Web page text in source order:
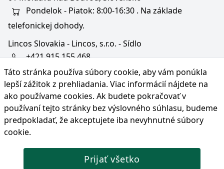
Táto stránka používa súbory cookie, aby vám ponúkla
lepší zážitok z prehliadania. Viac informácií nájdete na
ako používame cookies. Ak budete pokračovať v
používaní tejto stránky bez výslovného súhlasu, budeme
predpokladať, že akceptujete iba nevyhnutné súbory
cookie.
Prijať všetko
Pondelok - Piatok: 8:00-16:30 . Na základe
telefonickej dohody.
Lincos Slovakia - Lincos, s.r.o. - Sídlo
+421 915 155 468
+36/30 343 6714
bratislava@lincos.sk
Lincos s.r.o., Rustaveliho 4, 831 06 Bratislava - m. č.
Rača, Slovensko
Iba sídlo firmy